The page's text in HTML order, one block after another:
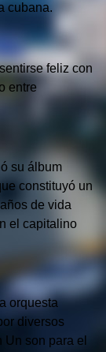
cubana.
feliz con
entre
su álbum
constituyó un
de vida
el capitalino
orquesta
diversos
son para el